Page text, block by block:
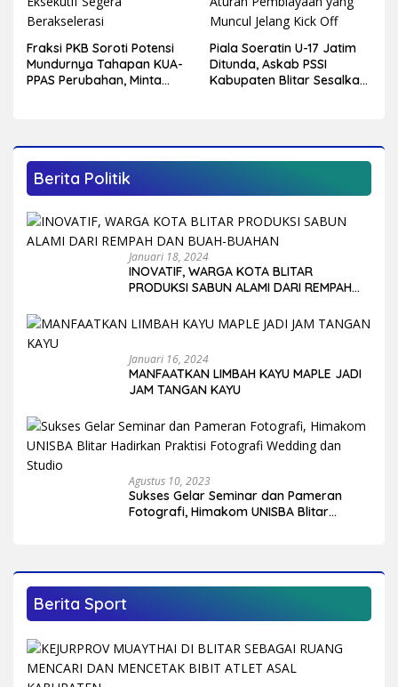
Fraksi PKB Soroti Potensi
Mundurnya Tahapan KUA-
PPAS Perubahan, Minta
Piala Soeratin U-17 Jatim
Ditunda, Askab PSSI
Kabupaten Blitar Sesalkan
Berita Politik
Januari 18, 2024
INOVATIF, WARGA KOTA BLITAR
PRODUKSI SABUN ALAMI DARI REMPAH
Januari 16, 2024
MANFAATKAN LIMBAH KAYU MAPLE JADI
JAM TANGAN KAYU
Agustus 10, 2023
Sukses Gelar Seminar dan Pameran
Fotografi, Himakom UNISBA Blitar
Berita Sport